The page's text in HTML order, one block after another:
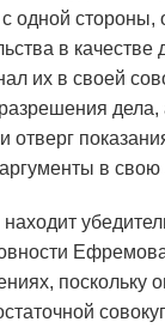
одной стороны,
в качестве
их в своей
отверг
в свою
поскольку